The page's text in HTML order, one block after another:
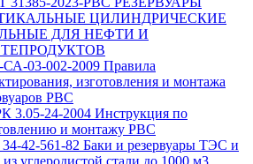
ЦИЛИНДРИЧЕСКИЕ
ДЛЯ НЕФТИ И
03-002-2009 Правила
изготовления и монтажа
РВС
3.05-24-2004 Инструкция по
и монтажу РВС
42-561-82 Баки и резервуары ТЭС и
углеродистой стали до 1000 м3